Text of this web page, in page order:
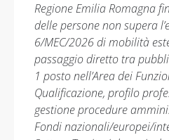
Regione Emilia Romagna
delle persone non supera
6/MEC/2026 di mobilità
passaggio diretto tra
1 posto nell’Area dei
Qualificazione, profilo
gestione procedure
Fondi nazionali/europei/